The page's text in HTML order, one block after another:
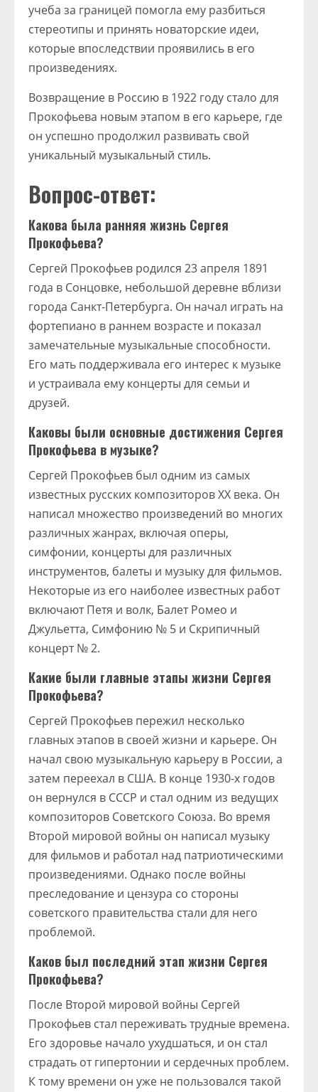
учеба за границей помогла ему разбиться
стереотипы и принять новаторские идеи,
которые впоследствии проявились в его
произведениях.
Возвращение в Россию в 1922 году стало для
Прокофьева новым этапом в его карьере, где
он успешно продолжил развивать свой
уникальный музыкальный стиль.
Вопрос-ответ:
Какова была ранняя жизнь Сергея
Прокофьева?
Сергей Прокофьев родился 23 апреля 1891
года в Сонцовке, небольшой деревне вблизи
города Санкт-Петербурга. Он начал играть на
фортепиано в раннем возрасте и показал
замечательные музыкальные способности.
Его мать поддерживала его интерес к музыке
и устраивала ему концерты для семьи и
друзей.
Каковы были основные достижения Сергея
Прокофьева в музыке?
Сергей Прокофьев был одним из самых
известных русских композиторов XX века. Он
написал множество произведений во многих
различных жанрах, включая оперы,
симфонии, концерты для различных
инструментов, балеты и музыку для фильмов.
Некоторые из его наиболее известных работ
включают Петя и волк, Балет Ромео и
Джульетта, Симфонию № 5 и Скрипичный
концерт № 2.
Какие были главные этапы жизни Сергея
Прокофьева?
Сергей Прокофьев пережил несколько
главных этапов в своей жизни и карьере. Он
начал свою музыкальную карьеру в России, а
затем переехал в США. В конце 1930-х годов
он вернулся в СССР и стал одним из ведущих
композиторов Советского Союза. Во время
Второй мировой войны он написал музыку
для фильмов и работал над патриотическими
произведениями. Однако после войны
преследование и цензура со стороны
советского правительства стали для него
проблемой.
Каков был последний этап жизни Сергея
Прокофьева?
После Второй мировой войны Сергей
Прокофьев стал переживать трудные времена.
Его здоровье начало ухудшаться, и он стал
страдать от гипертонии и сердечных проблем.
К тому времени он уже не пользовался такой